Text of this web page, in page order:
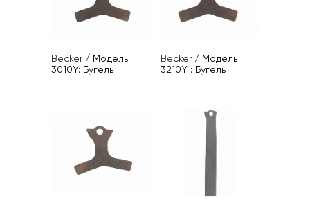
Becker/ Модель
3010Y: Бугель
Becker/ Модель
3210Y : Бугель